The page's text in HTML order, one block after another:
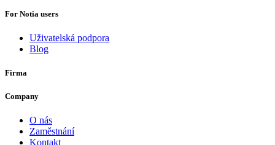
For Notia users
Uživatelská podpora
Blog
Firma
Company
O nás
Zaměstnání
Kontakt